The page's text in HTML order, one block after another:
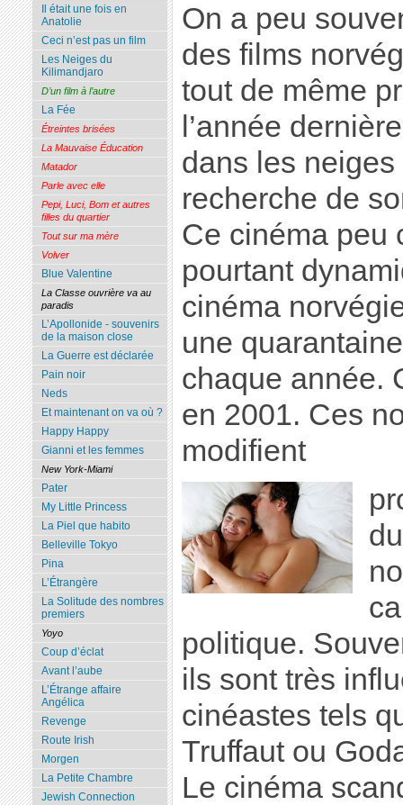
On a peu
des films
tout de même
l’année
dans les neiges
recherche de
Ce cinéma peu
pourtant
cinéma
une
chaque année.
en 2001. Ces
modifient
politique.
ils sont très
cinéastes tels
Truffaut ou
Le cinéma
Il était une fois en
Anatolie
Ceci n’est pas un film
Les Neiges du
Kilimandjaro
D’un film à l’autre
La Fée
Étreintes brisées
La Mauvaise Éducation
Matador
Parle avec elle
Pepi, Luci, Bom et autres
filles du quartier
Tout sur ma mère
Volver
Blue Valentine
La Classe ouvrière va au
paradis
L’Apollonide - souvenirs
de la maison close
La Guerre est déclarée
Pain noir
Neds
Et maintenant on va où ?
Happy Happy
Gianni et les femmes
New York-Miami
Pater
My Little Princess
La Piel que habito
Belleville Tokyo
Pina
L’Étrangère
La Solitude des nombres
premiers
Yoyo
Coup d’éclat
Avant l’aube
L’Étrange affaire
Angélica
Revenge
Route Irish
Morgen
La Petite Chambre
Jewish Connection